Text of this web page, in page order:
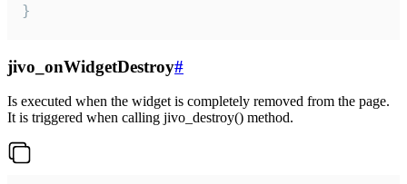
}
jivo_onWidgetDestroy#
Is executed when the widget is completely removed from the page.
It is triggered when calling jivo_destroy() method.